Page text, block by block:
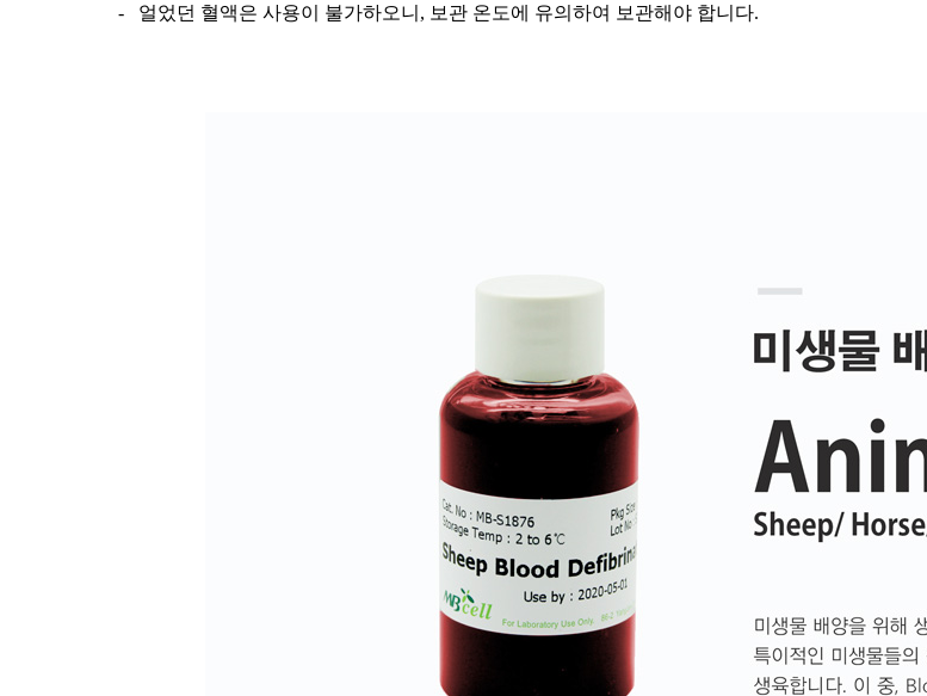
-
얼었던 혈액은 사용이 불가하오니 , 보관 온도에 유의하여 보관해야 합니다.